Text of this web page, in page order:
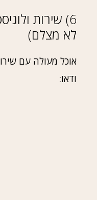
6) שירות
לא מצלם)
אוכל מעולה עם
ודאו: